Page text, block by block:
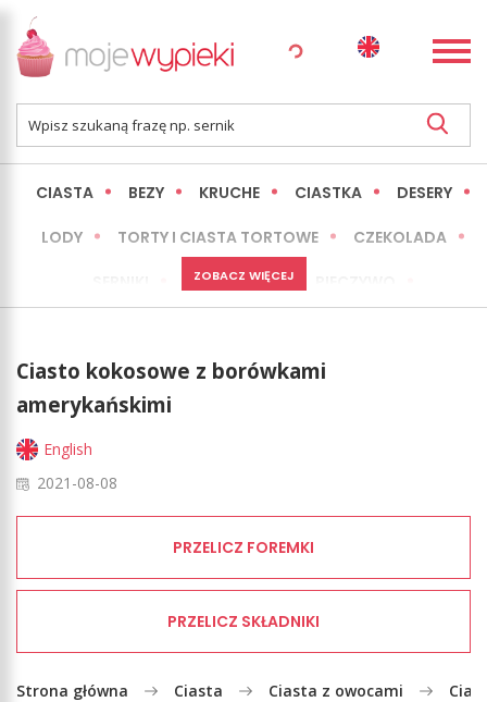
CIASTA BEZY KRUCHE CIASTKA DESERY
LODY TORTY I CIASTA TORTOWE CZEKOLADA
MINI WYPIEKI
LŻEJSZE / ZDROWSZE INNE
ZOBACZ WIĘCEJ
Ciasto kokosowe z borówkami
amerykańskimi
English
2021-08-08
PRZELICZ FOREMKI
PRZELICZ SKŁADNIKI
Strona główna Ciasta Ciasta z owocami